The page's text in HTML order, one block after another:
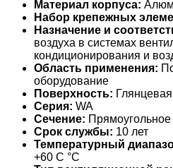
Материал корпуса:
Набор крепежных
Назначение и
воздуха в системах
кондиционирования и
Область применения:
оборудование
Поверхность: Глянцевая
Серия: WA
Сечение: Прямоугольное
Срок службы: 10 лет
Температурный
+60 С °С